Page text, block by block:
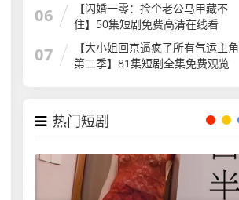
06
【闪婚一零：捡个老公马甲藏不
住】50集短剧免费高清在线看
07
【大小姐回京逼疯了所有气运主角
第二季】81集短剧全集免费观览
热门短剧